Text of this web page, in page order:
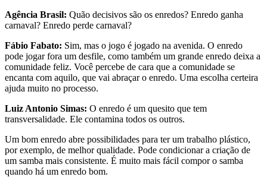
Agência Brasil: Quão decisivos são os enredos? Enredo ganha
carnaval? Enredo perde carnaval?
Fábio Fabato: Sim, mas o jogo é jogado na avenida. O enredo
pode jogar fora um desfile, como também um grande enredo deixa a
comunidade feliz. Você percebe de cara que a comunidade se
encanta com aquilo, que vai abraçar o enredo. Uma escolha certeira
ajuda muito no processo.
Luiz Antonio Simas: O enredo é um quesito que tem
transversalidade. Ele contamina todos os outros.
Um bom enredo abre possibilidades para ter um trabalho plástico,
por exemplo, de melhor qualidade. Pode condicionar a criação de
um samba mais consistente. É muito mais fácil compor o samba
quando há um enredo bom.